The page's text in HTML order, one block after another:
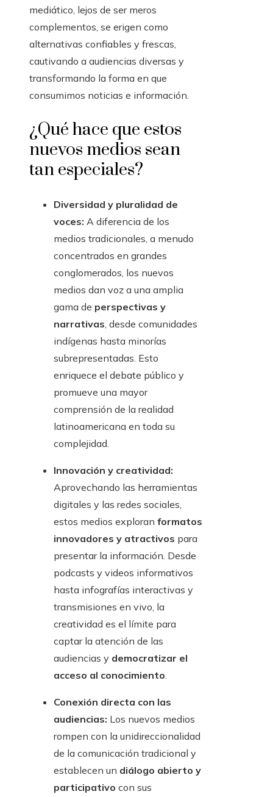
mediático, lejos de ser meros
complementos, se erigen como
alternativas confiables y frescas,
cautivando a audiencias diversas y
transformando la forma en que
consumimos noticias e información.
¿Qué hace que estos
nuevos medios sean
tan especiales?
Diversidad y pluralidad de
voces: A diferencia de los
medios tradicionales, a menudo
concentrados en grandes
conglomerados, los nuevos
medios dan voz a una amplia
gama de perspectivas y
narrativas, desde comunidades
indígenas hasta minorías
subrepresentadas. Esto
enriquece el debate público y
promueve una mayor
comprensión de la realidad
latinoamericana en toda su
complejidad.
Innovación y creatividad:
Aprovechando las herramientas
digitales y las redes sociales,
estos medios exploran formatos
innovadores y atractivos para
presentar la información. Desde
podcasts y videos informativos
hasta infografías interactivas y
transmisiones en vivo, la
creatividad es el límite para
captar la atención de las
audiencias y democratizar el
acceso al conocimiento.
Conexión directa con las
audiencias: Los nuevos medios
rompen con la unidireccionalidad
de la comunicación tradicional y
establecen un diálogo abierto y
participativo con sus